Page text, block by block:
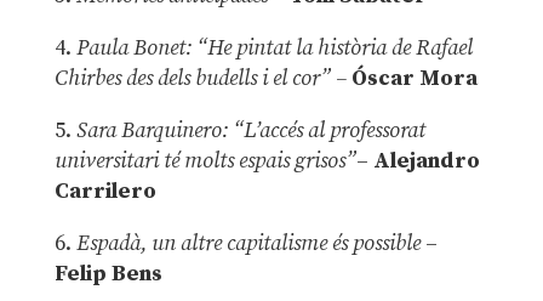
4. Paula Bonet: “He pintat la història de Rafael
Chirbes des dels budells i el cor” –Óscar Mora
5. Sara Barquinero: “L’accés al professorat
universitari té molts espais grisos”– Alejandro
Carrilero
6. Espadà, un altre capitalisme és possible –
Felip Bens